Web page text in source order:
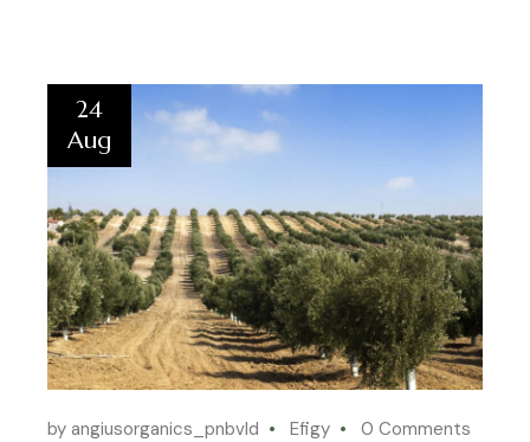
24
Aug
by angiusorganics_pnbvld Efigy 0 Comments